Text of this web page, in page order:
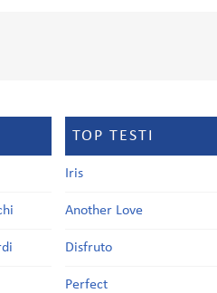
TOP TESTI
Iris
Another Love
Disfruto
Perfect